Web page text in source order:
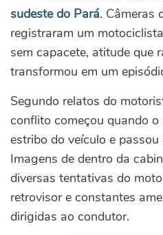
sudeste do Pará. Câmeras
registraram um
sem capacete, atitude que
transformou em um
Segundo relatos do
conflito começou quando
estribo do veículo e
Imagens de dentro da
diversas tentativas do
retrovisor e constantes
dirigidas ao condutor.